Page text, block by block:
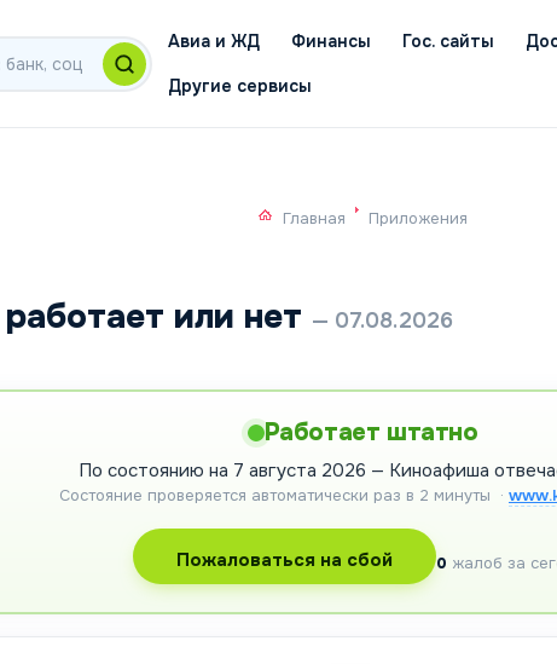
Авиа и ЖД Финансы Гос. сайты
Другие сервисы
Главная Приложения
или нет — 07.08.2026
Работает штатно
По состоянию на 7 августа 2026 — Киноафиша
Состояние проверяется автоматически раз в 2 минуты ·
Пожаловаться на сбой 0 жалоб за